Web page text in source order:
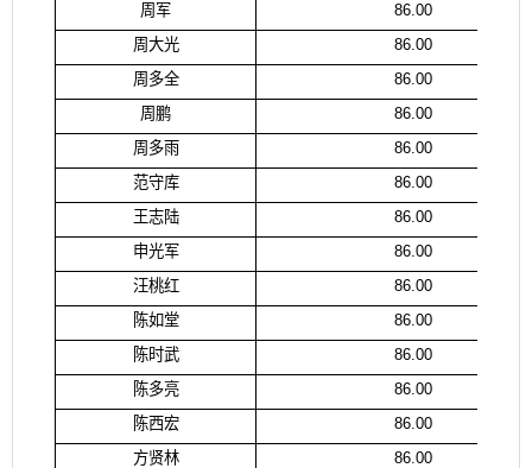
周军
86.00
周大光
86.00
周多全
86.00
周鹏
86.00
周多雨
86.00
范守库
86.00
王志陆
86.00
申光军
86.00
汪桃红
86.00
陈如堂
86.00
陈时武
86.00
陈多亮
86.00
陈西宏
86.00
方贤林
86.00